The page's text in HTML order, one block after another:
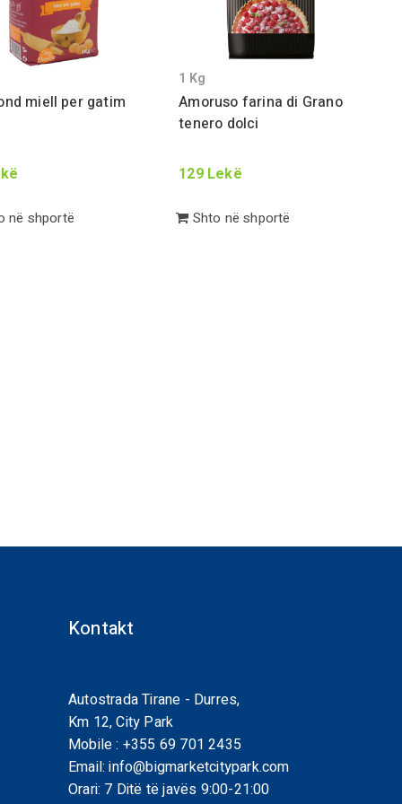
miell per gatim
në shportë
Amoruso farina di Grano
tenero dolci
1 Kg
129Lekë
Shto në shportë
Kontakt
Autostrada Tirane - Durres,
Km 12, City Park
Mobile : +355 69 701 2435
Email:info@bigmarketcitypark.com
Orari: 7 Ditë të javës 9:00-21:00